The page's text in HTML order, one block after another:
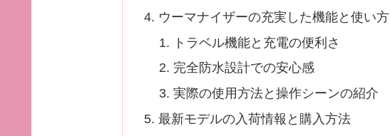
ウーマナイザーの充実した機能と使い方
トラベル機能と充電の便利さ
完全防水設計での安心感
実際の使用方法と操作シーンの紹介
最新モデルの入荷情報と購入方法